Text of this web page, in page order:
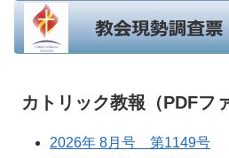
カトリック教報（PDFフ
2026年 8月号 第1149号